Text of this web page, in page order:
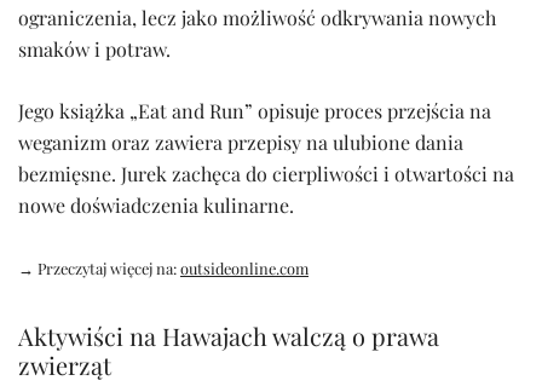
ograniczenia, lecz jako możliwość odkrywania nowych
smaków i potraw.
Jego książka „Eat and Run” opisuje proces przejścia na
weganizm oraz zawiera przepisy na ulubione dania
bezmięsne. Jurek zachęca do cierpliwości i otwartości na
nowe doświadczenia kulinarne.
→ Przeczytaj więcej na:outsideonline.com
Aktywiści na Hawajach walczą o prawa
zwierząt